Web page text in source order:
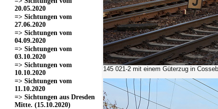
20.05.2020
=> Sichtungen vom
27.06.2020
=> Sichtungen vom
04.09.2020
=> Sichtungen vom
03.10.2020
=> Sichtungen vom
10.10.2020
=> Sichtungen vom
11.10.2020
=> Sichtungen aus Dresden
Mitte. (15.10.2020)
145 021-2 mit einem Güterzug in